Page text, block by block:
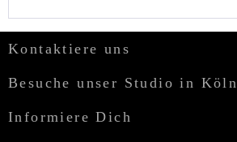
Kontaktiere uns
Besuche unser Studio in Köln
Informiere Dich